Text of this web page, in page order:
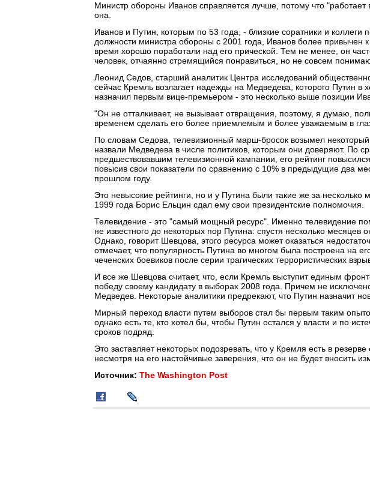
Министр обороны Иванов справляется лучше, потому что "работает
она.
Иванов и Путин, которым по 53 года, - близкие соратники и
должности министра обороны с 2001 года, Иванов более привычен
время хорошо поработали над его прической. Тем не менее, он
человек, отчаянно стремящийся понравиться, но не совсем
Леонид Седов, старший аналитик Центра исследований
сейчас Кремль возлагает надежды на Медведева, которого Путин в
назначил первым вице-премьером - это несколько выше позиции
"Он не отталкивает, не вызывает отвращения, поэтому, я думаю,
временем сделать его более приемлемым и более уважаемым в
По словам Седова, телевизионный марш-бросок возымел
назвали Медведева в числе политиков, которым они доверяют. По
предшествовавшим телевизионной кампании, его рейтинг
повысив свои показатели по сравнению с 10% в предыдущие два
прошлом году.
Это невысокие рейтинги, но и у Путина были такие же за несколько
1999 года Борис Ельцин сдал ему свои президентские полномочия.
Телевидение - это "самый мощный ресурс". Именно телевидение
не известного до некоторых пор Путина: спустя несколько месяцев
Однако, говорит Шевцова, этого ресурса может оказаться
отмечает, что популярность Путина во многом была построена на
чеченских боевиков после серии трагических террористических
И все же Шевцова считает, что, если Кремль выступит единым
победу своему кандидату в выборах 2008 года. Причем не
Медведев. Некоторые аналитики предрекают, что Путин назначит
Мирный переход власти путем выборов стал бы первым таким
однако есть те, кто хотел бы, чтобы Путин остался у власти и по
сроков подряд.
Это заставляет некоторых подозревать, что у Кремля есть в
несмотря на его настойчивые заверения, что он не будет вносить
Источник: The Washington Post